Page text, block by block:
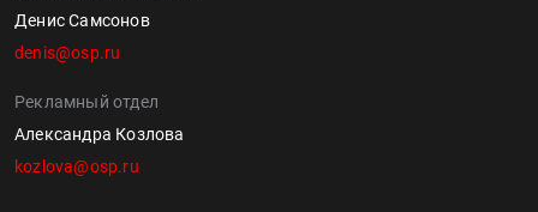
Денис Самсонов
denis@osp.ru
Рекламный отдел
Александра Козлова
kozlova@osp.ru